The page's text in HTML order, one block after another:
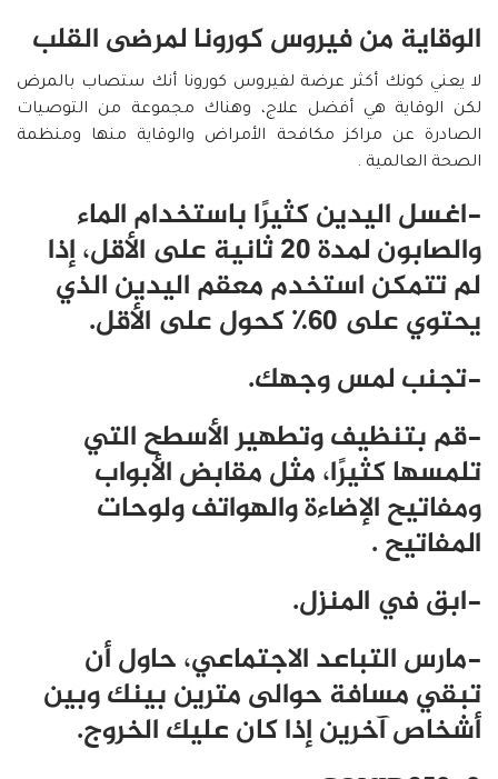
الوقاية من فيروس كورونا لمرضى القلب
لا يعني كونك أكثر عرضة لفيروس كورونا أنك ستصاب بالمرض
لكن الوقاية هي أفضل علاج، وهناك مجموعة من التوصيات
الصادرة عن مراكز مكافحة الأمراض والوقاية منها ومنظمة
الصحة العالمية .
-اغسل اليدين كثيرًا باستخدام الماء
والصابون لمدة 20 ثانية على الأقل، إذا
لم تتمكن استخدم معقم اليدين الذي
يحتوي على 60٪ كحول على الأقل.
-تجنب لمس وجهك.
-قم بتنظيف وتطهير الأسطح التي
تلمسها كثيرًا، مثل مقابض الأبواب
ومفاتيح الإضاءة والهواتف ولوحات
المفاتيح .
-ابق في المنزل.
-مارس التباعد الاجتماعي، حاول أن
تبقي مسافة حوالى مترين بينك وبين
أشخاص آخرين إذا كان عليك الخروج.